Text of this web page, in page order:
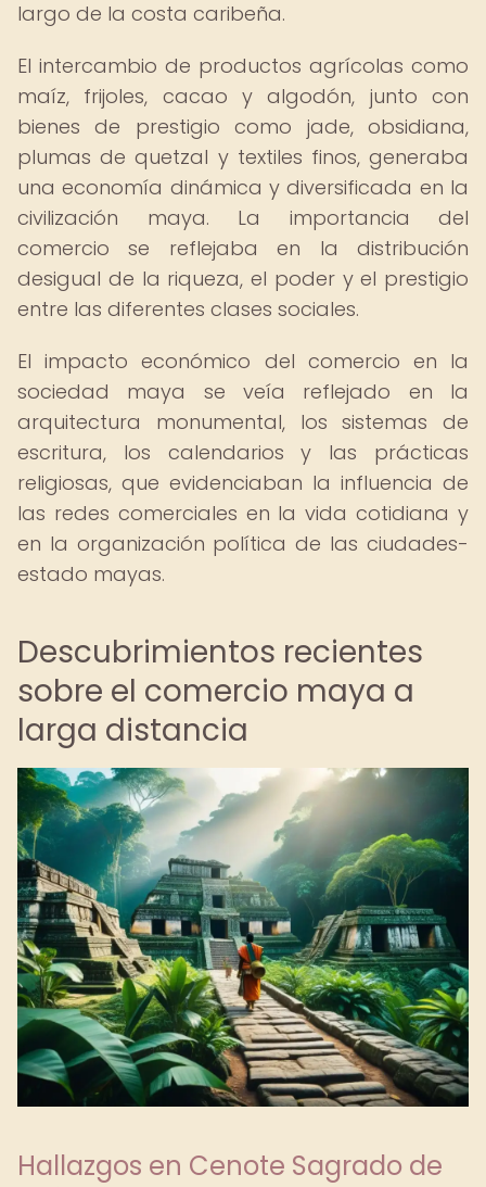
largo de la costa caribeña.
El intercambio de productos agrícolas como
maíz, frijoles, cacao y algodón, junto con
bienes de prestigio como jade, obsidiana,
plumas de quetzal y textiles finos, generaba
una economía dinámica y diversificada en la
civilización maya. La importancia del
comercio se reflejaba en la distribución
desigual de la riqueza, el poder y el prestigio
entre las diferentes clases sociales.
El impacto económico del comercio en la
sociedad maya se veía reflejado en la
arquitectura monumental, los sistemas de
escritura, los calendarios y las prácticas
religiosas, que evidenciaban la influencia de
las redes comerciales en la vida cotidiana y
en la organización política de las ciudades-
estado mayas.
Descubrimientos recientes
sobre el comercio maya a
larga distancia
Hallazgos en Cenote Sagrado de